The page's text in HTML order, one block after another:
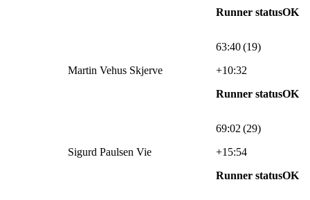
Runner statusOK
Martin Vehus Skjerve
63:40 (19)
+10:32
Runner statusOK
Sigurd Paulsen Vie
69:02 (29)
+15:54
Runner statusOK